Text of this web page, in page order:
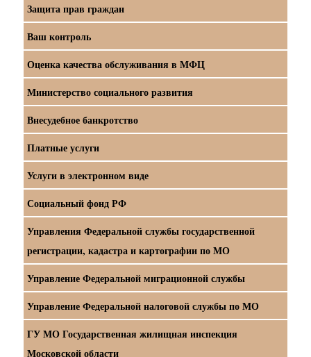
Защита прав граждан
Ваш контроль
Оценка качества обслуживания в МФЦ
Министерство социального развития
Внесудебное банкротство
Платные услуги
Услуги в электронном виде
Социальный фонд РФ
Управления Федеральной службы государственной
регистрации, кадастра и картографии по МО
Управление Федеральной миграционной службы
Управление Федеральной налоговой службы по МО
ГУ МО Государственная жилищная инспекция
Московской области